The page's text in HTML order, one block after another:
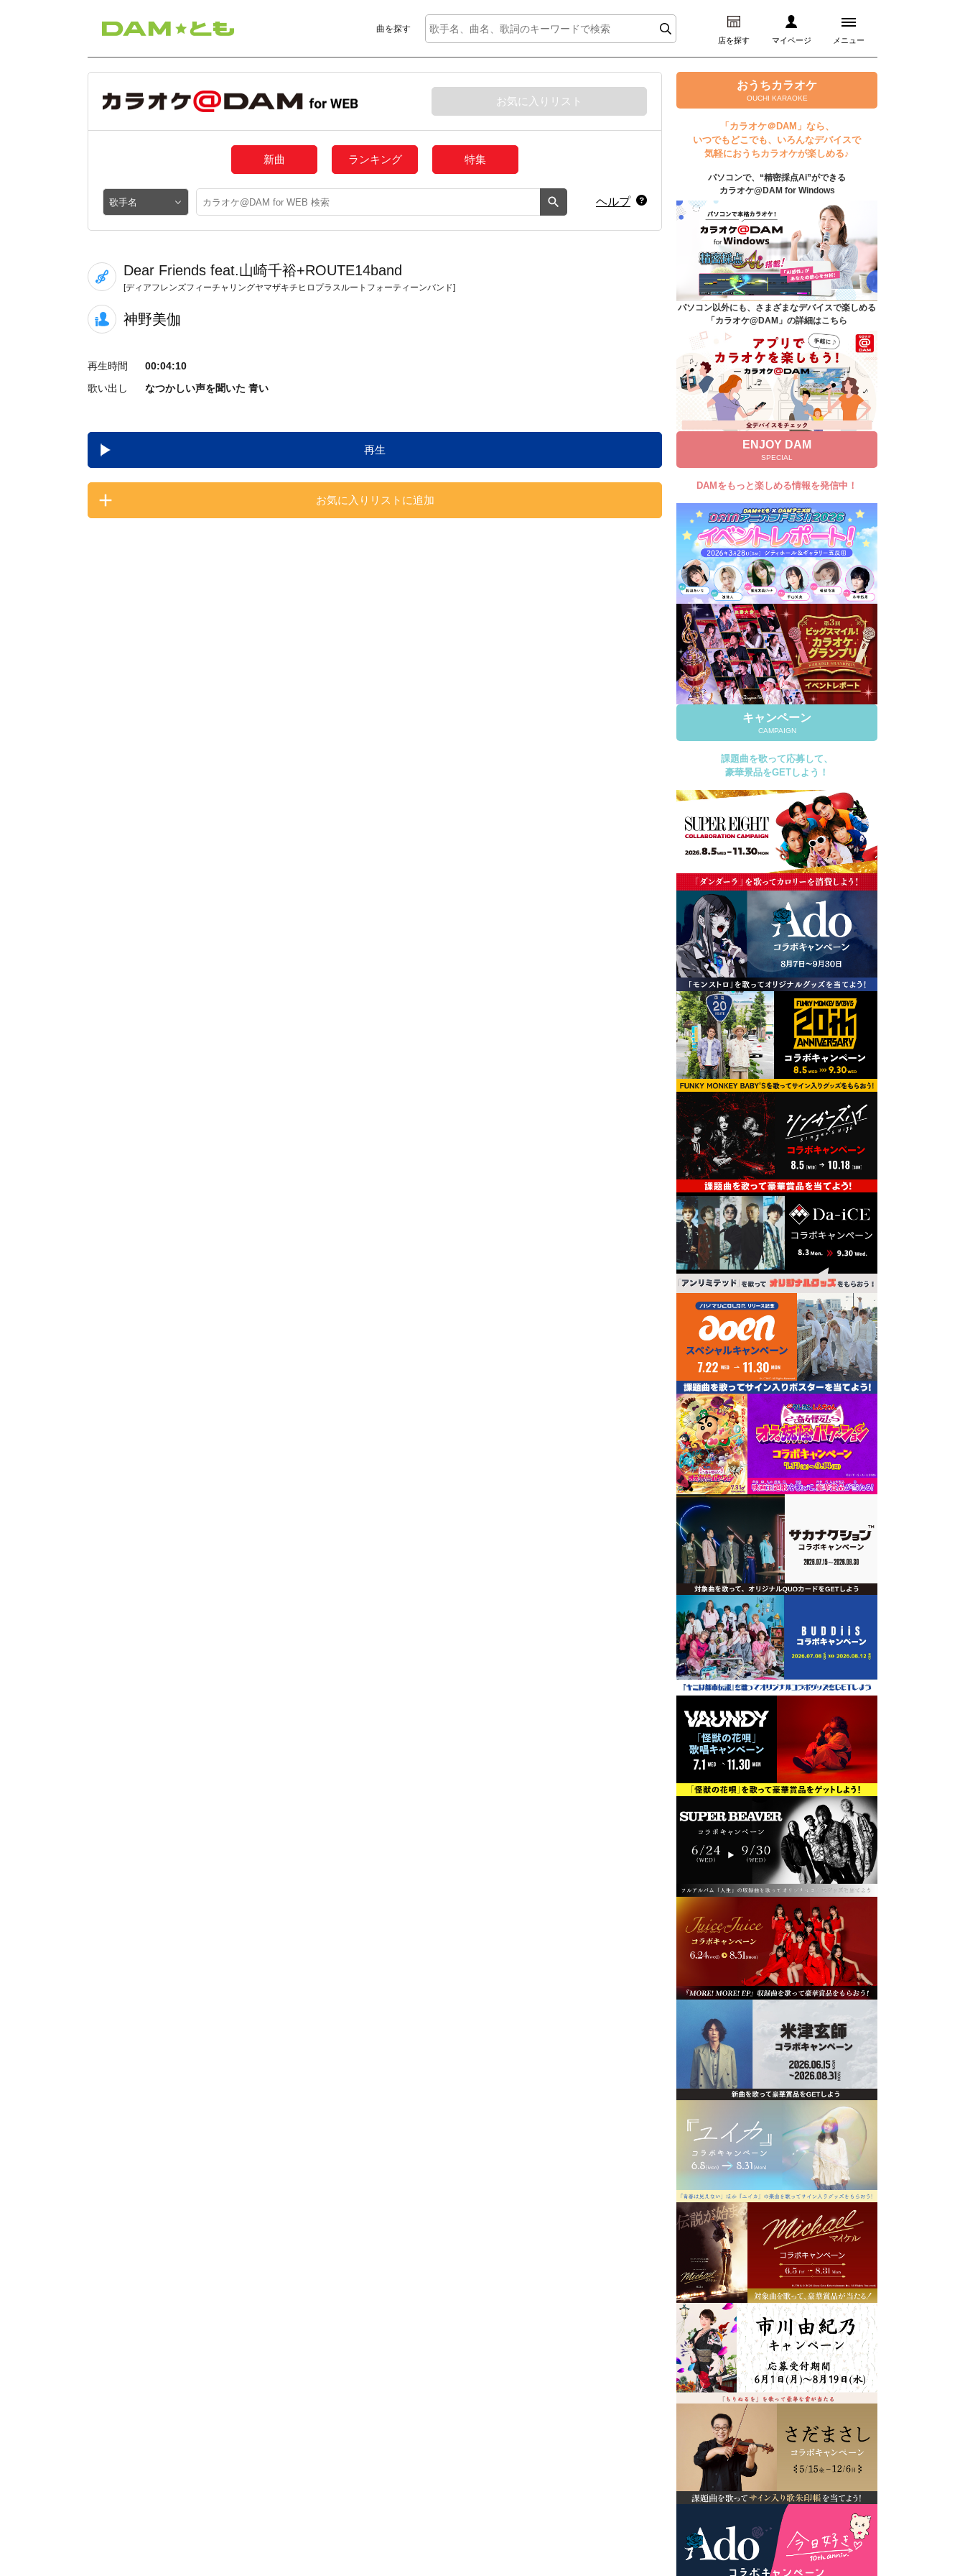
曲を探す
店を探す マイページ メニュー
ログイン
マイページ
プレミアムサービス
DAM★とも動画
DAM★とも録音
カラオケ＠DAM
ユーザー検索
キャンペーン
よくあるご質問
DAMの新曲・ランキングなど
カラオケ最新情報をチェック！
自宅でカラオケ歌い放題！
家族や友達と一緒に！練習にも！
お気に入りリスト
新曲 ランキング 特集
ヘルプ
Dear Friends feat.山崎千裕+ROUTE14band
[ディアフレンズフィーチャリングヤマザキチヒロプラスルートフォーティーンバンド]
神野美伽
再生時間
00:04:10
歌い出し
なつかしい声を聞いた 青い
再生
お気に入りリストに追加
おうちカラオケ
OUCHI KARAOKE
「カラオケ＠DAM」なら、
いつでもどこでも、いろんなデバイスで
気軽におうちカラオケが楽しめる♪
パソコンで、“精密採点Ai”ができる
カラオケ@DAM for Windows
パソコン以外にも、さまざまなデバイスで楽しめる
「カラオケ@DAM」の詳細はこちら
ENJOY DAM
SPECIAL
DAMをもっと楽しめる情報を発信中！
キャンペーン
CAMPAIGN
課題曲を歌って応募して、
豪華景品をGETしよう！